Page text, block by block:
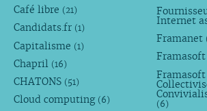
Café libre (21)
Candidats.fr (1)
Capitalisme (1)
Chapril (16)
CHATONS (51)
Cloud computing (6)
Internet
Framanet
Framasoft
(6)